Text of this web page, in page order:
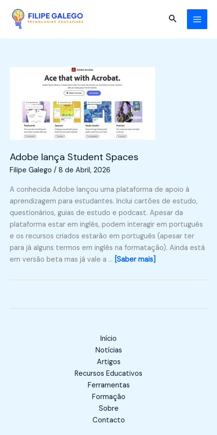
content
Search
Adobe lança Student Spaces
Filipe Galego / 8 de Abril, 2026
A conhecida Adobe lançou uma plataforma de apoio à
aprendizagem para estudantes. Inclui cartões de estudo,
questionários, guias de estudo e podcast. Apesar da
plataforma estar em inglês, podem interagir em português
e os recursos criados estarão em português (apesar ter
para já alguns termos em inglês na formatação). Ainda está
em versão beta mas já vale a … [Saber mais]
Início
Notícias
Artigos
Recursos Educativos
Ferramentas
Formação
Sobre
Contacto